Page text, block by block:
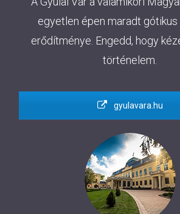
egyetlen épen maradt gótikus
erődítménye. Engedd, hogy
történelem.
gyulavara.hu